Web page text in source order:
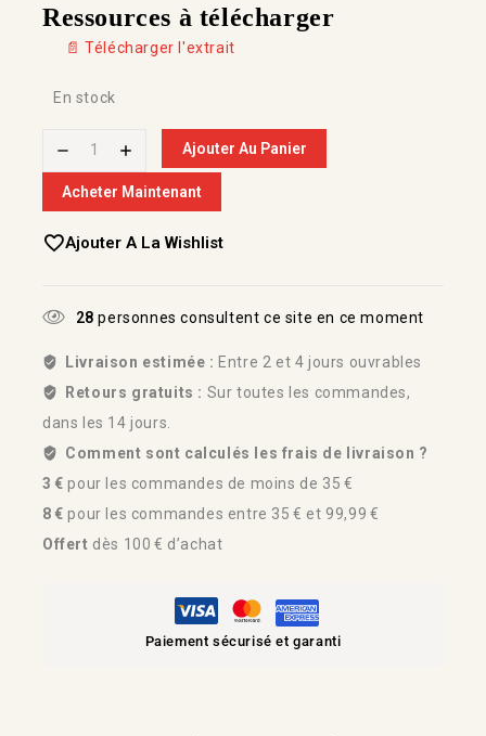
Ressources à télécharger
📄 Télécharger l'extrait
En stock
Ajouter Au Panier
Acheter Maintenant
Ajouter A La Wishlist
28 personnes consultent ce site en ce moment
Livraison estimée : Entre 2 et 4 jours ouvrables
Retours gratuits : Sur toutes les commandes,
dans les 14 jours.
Comment sont calculés les frais de livraison ?
3 € pour les commandes de moins de 35 €
8 € pour les commandes entre 35 € et 99,99 €
Offert dès 100 € d’achat
Paiement sécurisé et garanti